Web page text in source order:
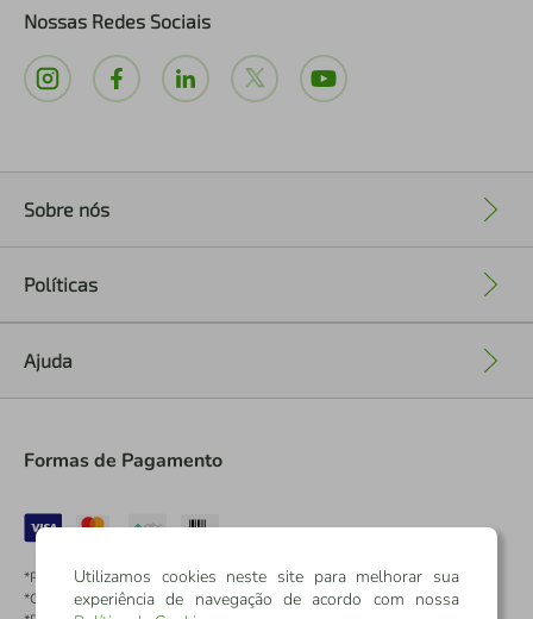
Nossas Redes Sociais
Sobre nós
Políticas
Ajuda
Formas de Pagamento
*Pontos dos Cartões Sicredi
*Cartões Sicredi
Utilizamos cookies neste site para melhorar sua
experiência de navegação de acordo com nossa